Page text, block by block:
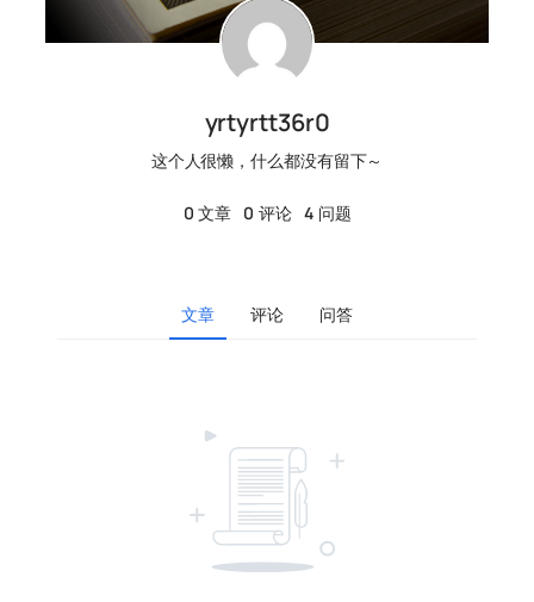
yrtyrtt36r0
这个人很懒，什么都没有留下～
0 文章 0 评论 4 问题
文章 评论 问答